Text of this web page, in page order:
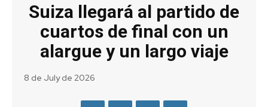
Suiza llegará al partido de
cuartos de final con un
alargue y un largo viaje
8 de July de 2026